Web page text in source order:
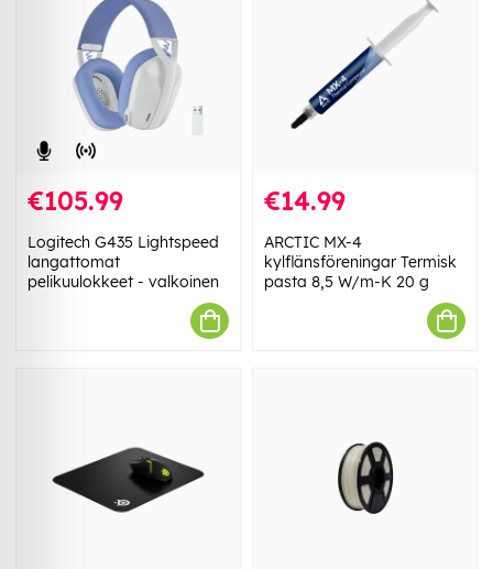
€105.99
Logitech G435 Lightspeed
langattomat
pelikuulokkeet - valkoinen
€14.99
ARCTIC MX-4
kylflänsföreningar Termisk
pasta 8,5 W/m-K 20 g